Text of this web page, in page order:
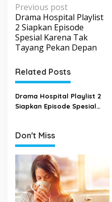
P
o
s
t
n
a
v
i
a
t
i
o
n
Previous post
Drama Hospital Playlist
2 Siapkan Episode
Spesial Karena Tak
Tayang Pekan Depan
Related Posts
Drama Hospital Playlist 2
Siapkan Episode Spesial
Don't Miss